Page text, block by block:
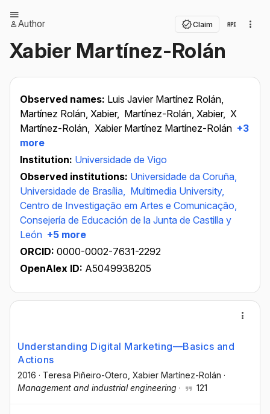
Author Claim
Xabier Martínez-Rolán
Observed names: Luis Javier Martínez Rolán,
Martínez Rolán, Xabier, Martínez-Rolán, Xabier, X
Martínez-Rolán, Xabier Martínez Martínez-Rolán +3
more
Institution: Universidade de Vigo
Observed institutions: Universidade da Coruña,
Universidade de Brasília, Multimedia University,
Centro de Investigação em Artes e Comunicação,
Consejería de Educación de la Junta de Castilla y
León +5 more
ORCID: 0000-0002-7631-2292
OpenAlex ID: A5049938205
Understanding Digital Marketing—Basics and
Actions
2016 · Teresa Piñeiro-Otero , Xabier Martínez-Rolán ·
Management and industrial engineering · 121